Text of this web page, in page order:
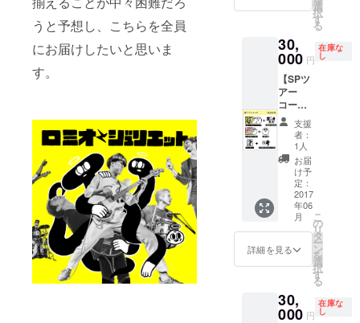
うと予想し、こちらを全員
にお届けしたいと思いま
す。
なりま
す
興ソン
グ for
you
※ツアー
会場で
奇妙礼
太郎
が、あ
なたの
ために
オリジ
ナル即
興ソン
グを歌
います
※ツ
アーチ
なりま
す
東西！
天才天
MC集～
（CD-
R） ワ
ンダフ
ルボー
イズ
3rd
AL「ロ
ック
ロック
ロック
ジェネ
レー
ショ
ン」 サ
ンデー
ブロマ
興ソン
グ for
選
択
す
る
30,
000 円
在庫な
し
【SPツ
アー
コース
（広島
会
場）】
3rd
AL「ロ
ミオと
ジュリ
エッ
ト」サ
イン入
り 古今
東西！
天才天
MC集～
（CD-
支援
者：
1人
お届
け予
定：
2017
年06
月
詳細を見る
こ
の
リ
タ
ー
ン
を
選
択
す
る
30,
000 円
在庫な
し